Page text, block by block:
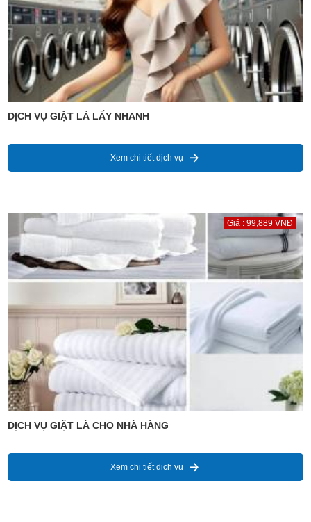
DỊCH VỤ GIẶT LÀ LẤY NHANH
Xem chi tiết dịch vụ
Giá : 99,889 VNĐ
DỊCH VỤ GIẶT LÀ CHO NHÀ HÀNG
Xem chi tiết dịch vụ